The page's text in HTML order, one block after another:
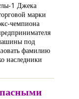
1 Джека
марки
чемпиона
под
фамилию
наследники